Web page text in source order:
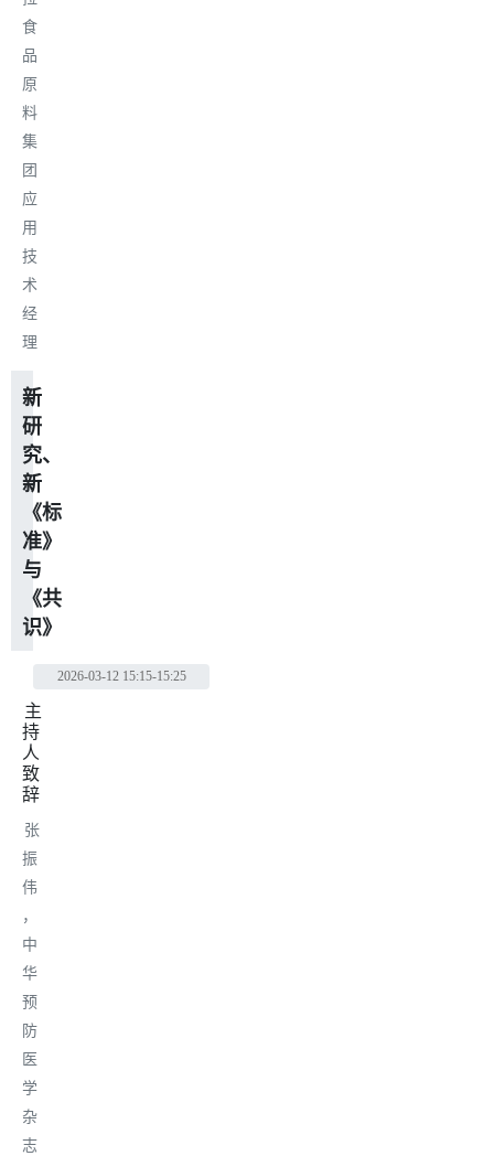
食
品
原
料
集
团
应
用
技
术
经
理
新
研
究、
新
《标
准》
与
《共
识》
2026-03-12 15:15-15:25
主
持
人
致
辞
张
振
伟
，
中
华
预
防
医
学
杂
志